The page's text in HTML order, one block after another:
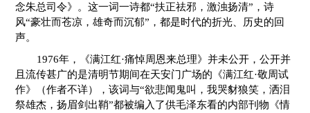
念朱总司令》。这一词一诗都“扶正祛邪，激浊扬清”，诗
风“豪壮而苍凉，雄奇而沉郁”，都是时代的折光、历史的回
声。
1976年，《满江红·痛悼周恩来总理》并未公开，公开并
且流传甚广的是清明节期间在天安门广场的《满江红·敬周试
作》（作者不详），该词与“欲悲闻鬼叫，我哭豺狼笑，洒泪
祭雄杰，扬眉剑出鞘”都被编入了供毛泽东看的内部刊物《情